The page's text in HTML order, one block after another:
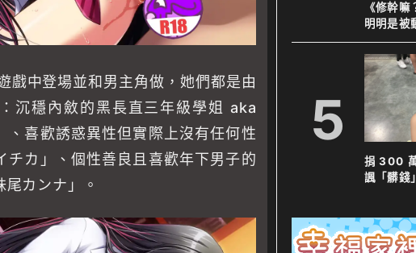
戲中登場並和男主角做，她們都是由
沉穩內斂的黑長直三年級學姐 aka
、喜歡誘惑異性但實際上沒有任何性
チカ」、個性善良且喜歡年下男子的
尾カンナ」。
《修幹
明明是被
運卻意外
5
捐 300
諷「髒錢